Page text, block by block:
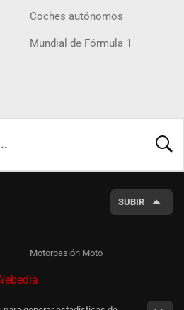
Coches autónomos
Mundial de Fórmula 1
SUBIR
Motorpasión Moto